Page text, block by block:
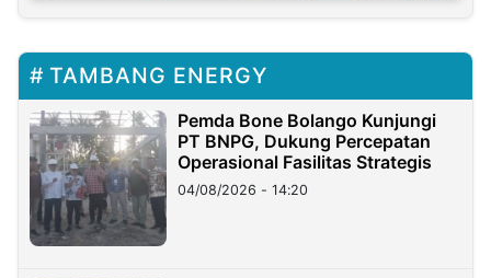
TAMBANG ENERGY
Pemda Bone Bolango Kunjungi
PT BNPG, Dukung Percepatan
Operasional Fasilitas Strategis
04/08/2026 - 14:20